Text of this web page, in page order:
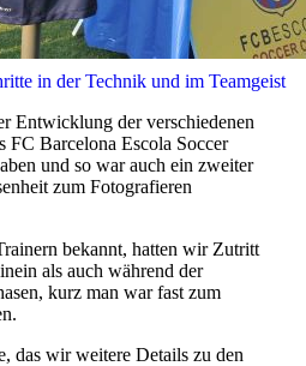
in der Technik und im Teamgeist
Entwicklung der verschiedenen
FC Barcelona Escola Soccer
und so war auch ein zweiter
zum Fotografieren
bekannt, hatten wir Zutritt
als auch während der
kurz man war fast zum
das wir weitere Details zu den